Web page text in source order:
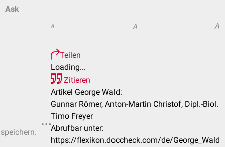
Ask
A A A
Teilen
Loading...
Zitieren
Artikel George Wald:
Gunnar Römer, Anton-Martin Christof, Dipl.-Biol.
Timo Freyer
Abrufbar unter:
https://flexikon.doccheck.com/de/George_Wald